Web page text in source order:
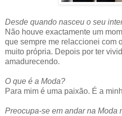
Desde quando nasceu o seu
Não houve exactamente um
que sempre me relaccionei com
muito própria. Depois por ter
amadurecendo.
O que é a Moda?
Para mim é uma paixão. É a
Preocupa-se em andar na Moda